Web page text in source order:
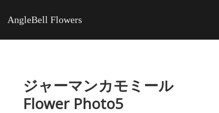
AngleBell Flowers
ジャーマンカモミール
Flower Photo5